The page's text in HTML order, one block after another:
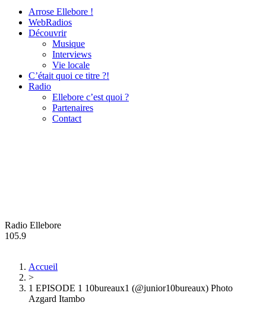
Arrose Ellebore !
WebRadios
Découvrir
Musique
Interviews
Vie locale
C’était quoi ce titre ?!
Radio
Ellebore c’est quoi ?
Partenaires
Contact
Radio Ellebore
105.9
Accueil
>
1 EPISODE 1 10bureaux1 (@junior10bureaux) Photo
Azgard Itambo